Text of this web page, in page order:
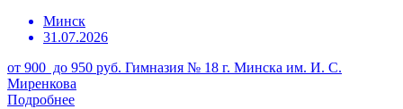
Минск
31.07.2026
от 900 до 950 руб. Гимназия № 18 г. Минска им. И. С.
Миренкова
Подробнее